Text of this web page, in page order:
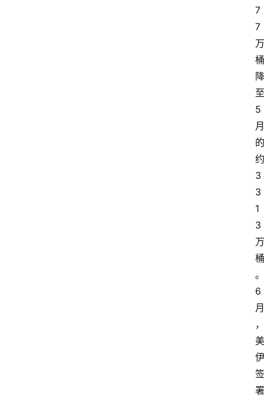
7
7
万
桶
降
至
5
月
的
约
3
3
1
3
万
桶
。
6
月
，
美
伊
签
署